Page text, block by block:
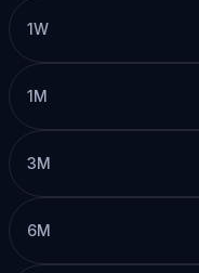
1W
1M
3M
6M